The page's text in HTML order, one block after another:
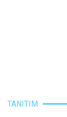
TANITIM